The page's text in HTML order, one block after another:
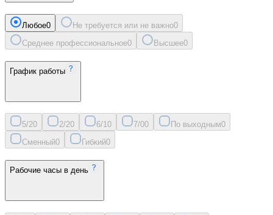
Любое0 Не требуется или не важно0
Среднее профессиональное0 Высшее0
График работы
5/20 2/20 6/10 7/00 По выходным0
Сменный0 Гибкий0
Рабочие часы в день